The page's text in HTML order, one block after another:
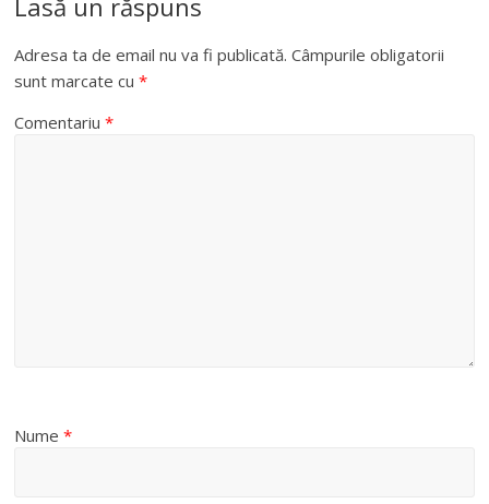
Lasă un răspuns
Adresa ta de email nu va fi publicată. Câmpurile obligatorii
sunt marcate cu*
Comentariu*
Nume*